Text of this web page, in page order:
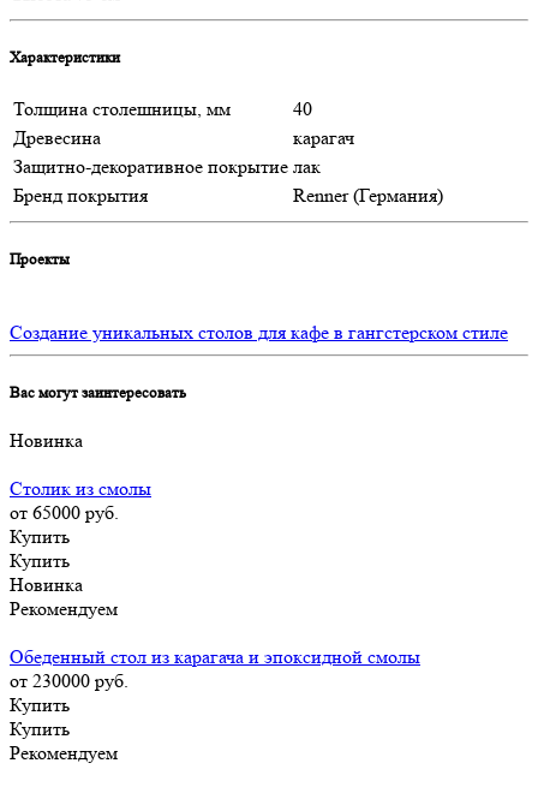
Характеристики
Толщина столешницы, мм
40
Древесина
карагач
Защитно-декоративное покрытие лак
Бренд покрытия
Renner (Германия)
Проекты
Создание уникальных столов для кафе в гангстерском стиле
Вас могут заинтересовать
Новинка
Столик из смолы
от 65000 руб.
Купить
Купить
Новинка
Рекомендуем
Обеденный стол из карагача и эпоксидной смолы
от 230000 руб.
Купить
Купить
Рекомендуем